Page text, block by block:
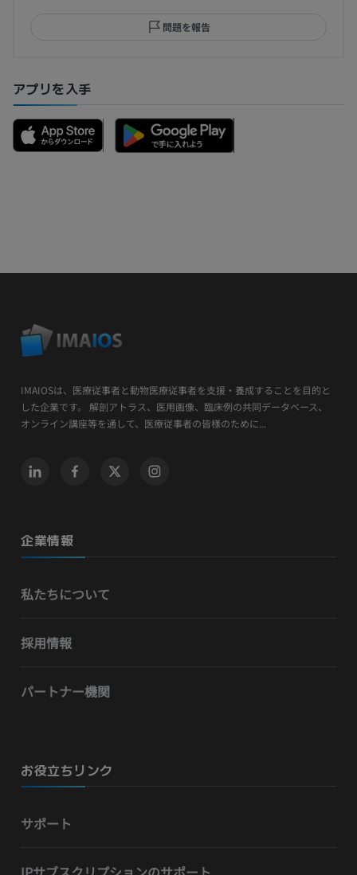
問題を報告
アプリを入手
IMAIOSは、医療従事者と動物医療従事者を支援・養成することを目的と
した企業です。 解剖アトラス、医用画像、臨床例の共同データベース、
オンライン講座等を通して、医療従事者の皆様のために...
企業情報
私たちについて
採用情報
パートナー機関
お役立ちリンク
サポート